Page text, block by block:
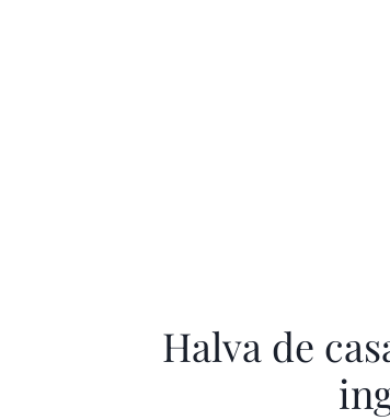
Halva de